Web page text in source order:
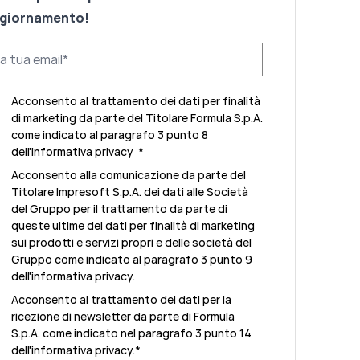
Acconsento al trattamento dei dati per finalità
di marketing da parte del Titolare Formula S.p.A.
come indicato al paragrafo 3 punto 8
dell'informativa privacy *
Acconsento alla comunicazione da parte del
Titolare Impresoft S.p.A. dei dati alle Società
del Gruppo per il trattamento da parte di
queste ultime dei dati per finalità di marketing
sui prodotti e servizi propri e delle società del
Gruppo come indicato al paragrafo 3 punto 9
dell'informativa privacy.
Acconsento al trattamento dei dati per la
ricezione di newsletter da parte di Formula
S.p.A. come indicato nel paragrafo 3 punto 14
dell'informativa privacy.*